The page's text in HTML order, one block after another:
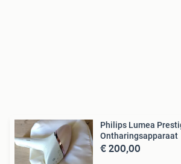
Philips Lumea
Ontharingsapparaat
€ 200,00